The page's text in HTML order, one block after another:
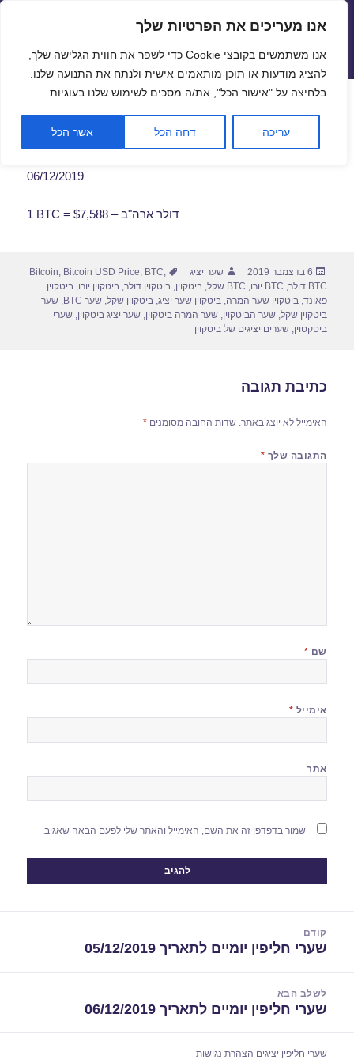
פתח
אנו מעריכים את הפרטיות שלך
אנו משתמשים בקובצי Cookie כדי לשפר את חווית הגלישה שלך,
להציג מודעות או תוכן מותאמים אישית ולנתח את התנועה שלנו.
בלחיצה על "אישור הכל", את/ה מסכים לשימוש שלנו בעוגיות.
עריכה דחה הכל אשר הכל
שערי חליפין יציגים – שער יציג
תפריטים
ווידג'טים
שער ביטקוין לתאריך 06/12/2019
06/12/2019
1 BTC = $7,588 – דולר ארה"ב
פורסם
בתאריך
6 בדצמבר 2019 מחבר
שער יציג תגיות Bitcoin, Bitcoin USD Price, BTC,
BTC דולר
, BTC יורו , BTC שקל ,ביטקוין,ביטקוין דולר,ביטקוין יורו,ביטקוין
פאונד,ביטקוין שער המרה,ביטקוין שער יציג,ביטקוין שקל,שער BTC ,שער
ביטקוין שקל,שער הביטקוין,שער המרה ביטקוין,שער יציג ביטקוין,שערי
ביטקטוין,שערים יציגים של ביטקוין
כתיבת תגובה
האימייל לא יוצג באתר. שדות החובה מסומנים*
התגובה שלך *
שם *
אימייל *
אתר
שמור בדפדפן זה את השם, האימייל והאתר שלי לפעם הבאה שאגיב.
קודם
הפוסט
שערי חליפין יומיים לתאריך 05/12/2019
לשלב הבא
הפוסט
שערי חליפין יומיים לתאריך 06/12/2019
שערי חליפין יציגים הצהרת נגישות